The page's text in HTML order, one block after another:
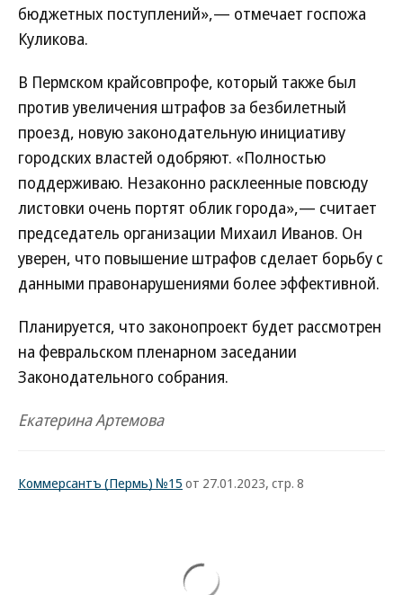
бюджетных поступлений»,— отмечает госпожа
Куликова.
В Пермском крайсовпрофе, который также был
против увеличения штрафов за безбилетный
проезд, новую законодательную инициативу
городских властей одобряют. «Полностью
поддерживаю. Незаконно расклеенные повсюду
листовки очень портят облик города»,— считает
председатель организации Михаил Иванов. Он
уверен, что повышение штрафов сделает борьбу с
данными правонарушениями более эффективной.
Планируется, что законопроект будет рассмотрен
на февральском пленарном заседании
Законодательного собрания.
Екатерина Артемова
Коммерсантъ (Пермь) №15 от 27.01.2023, стр. 8